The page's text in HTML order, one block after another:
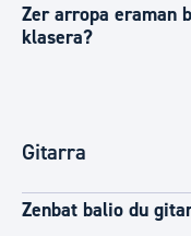
Zer arropa eraman
klasera?
Gitarra
Zenbat balio du